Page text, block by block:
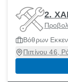
2.
Βόθρων
Πιπίνου 46,